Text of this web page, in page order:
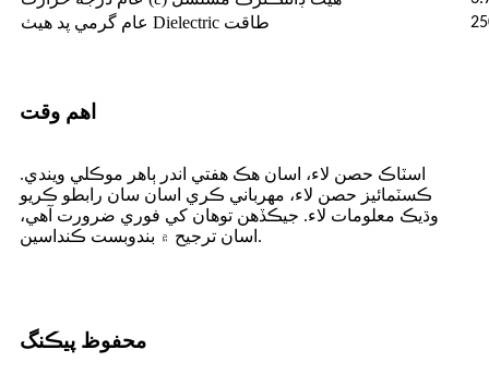
عام گرمي پد هيٺ Dielectric طاقت
اهم وقت
اسٽاڪ حصن لاء، اسان هڪ هفتي اندر ٻاهر موڪلي ويندي.
ڪسٽمائيز حصن لاء، مهرباني ڪري اسان سان رابطو ڪريو
وڌيڪ معلومات لاء. جيڪڏهن توهان کي فوري ضرورت آهي،
اسان ترجيح ۾ بندوبست ڪنداسين.
محفوظ پيڪنگ